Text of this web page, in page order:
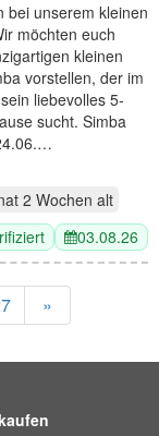
bei unserem kleinen
möchten euch
kleinen
vorstellen, der im
liebevolles 5-
sucht. Simba
2 Wochen alt
03.08.26
»